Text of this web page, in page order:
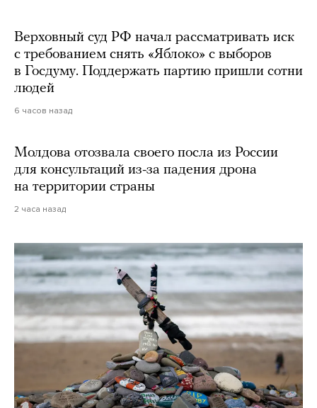
Верховный суд РФ начал рассматривать иск
с требованием снять «Яблоко» с выборов
в Госдуму. Поддержать партию пришли сотни
людей
6 часов назад
Молдова отозвала своего посла из России
для консультаций из-за падения дрона
на территории страны
2 часа назад